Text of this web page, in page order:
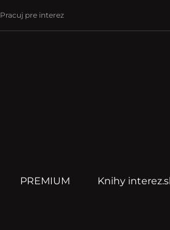
Pracuj pre interez
PREMIUM Knihy